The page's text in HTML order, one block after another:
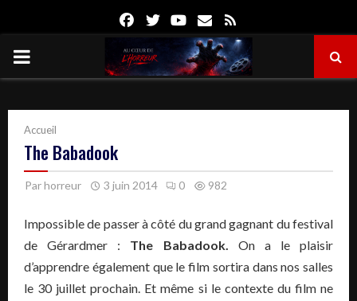
FacebookTwitterYoutube
Email
PRIMARY
Accueil
The Babadook
Parhorreur 3 juin 2014 0 982
Impossible de passer à côté du grand gagnant du festival
de Gérardmer : The Babadook. On a le plaisir
d’apprendre également que le film sortira dans nos salles
le 30 juillet prochain. Et même si le contexte du film ne